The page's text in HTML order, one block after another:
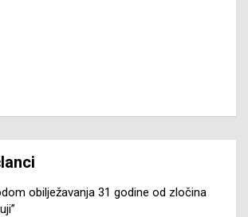
obilježavanja 31 godine od zločina